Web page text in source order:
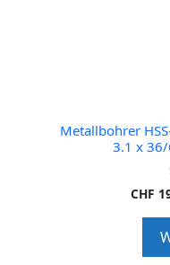
Metallbohrer
3.1 x 36/
0
f
CHF